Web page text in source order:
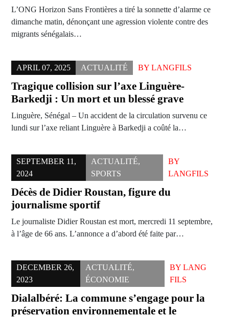
L’ONG Horizon Sans Frontières a tiré la sonnette d’alarme ce
dimanche matin, dénonçant une agression violente contre des
migrants sénégalais…
APRIL 07, 2025 ACTUALITÉ BY LANGFILS
Tragique collision sur l’axe Linguère-
Barkedji : Un mort et un blessé grave
Linguère, Sénégal – Un accident de la circulation survenu ce
lundi sur l’axe reliant Linguère à Barkedji a coûté la…
SEPTEMBER 11,
2024
ACTUALITÉ,
SPORTS
BY
LANGFILS
Décès de Didier Roustan, figure du
journalisme sportif
Le journaliste Didier Roustan est mort, mercredi 11 septembre,
à l’âge de 66 ans. L’annonce a d’abord été faite par…
DECEMBER 26,
2023
ACTUALITÉ,
ÉCONOMIE
BY LANG
FILS
Dialalbéré: La commune s’engage pour la
préservation environnementale et le